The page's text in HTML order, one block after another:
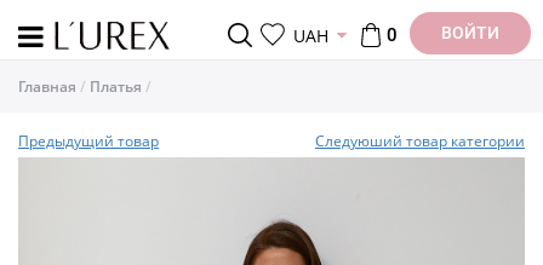
UAH 0 ВОЙТИ
Главная Платья
Предыдущий товар Следуюший товар категории